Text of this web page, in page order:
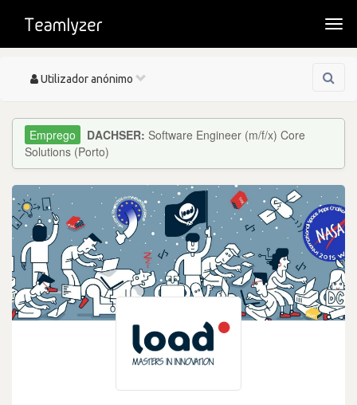
Toggle
Utilizador anónimo
DACHSER: Software Engineer (m/f/x) Core
Solutions (Porto)